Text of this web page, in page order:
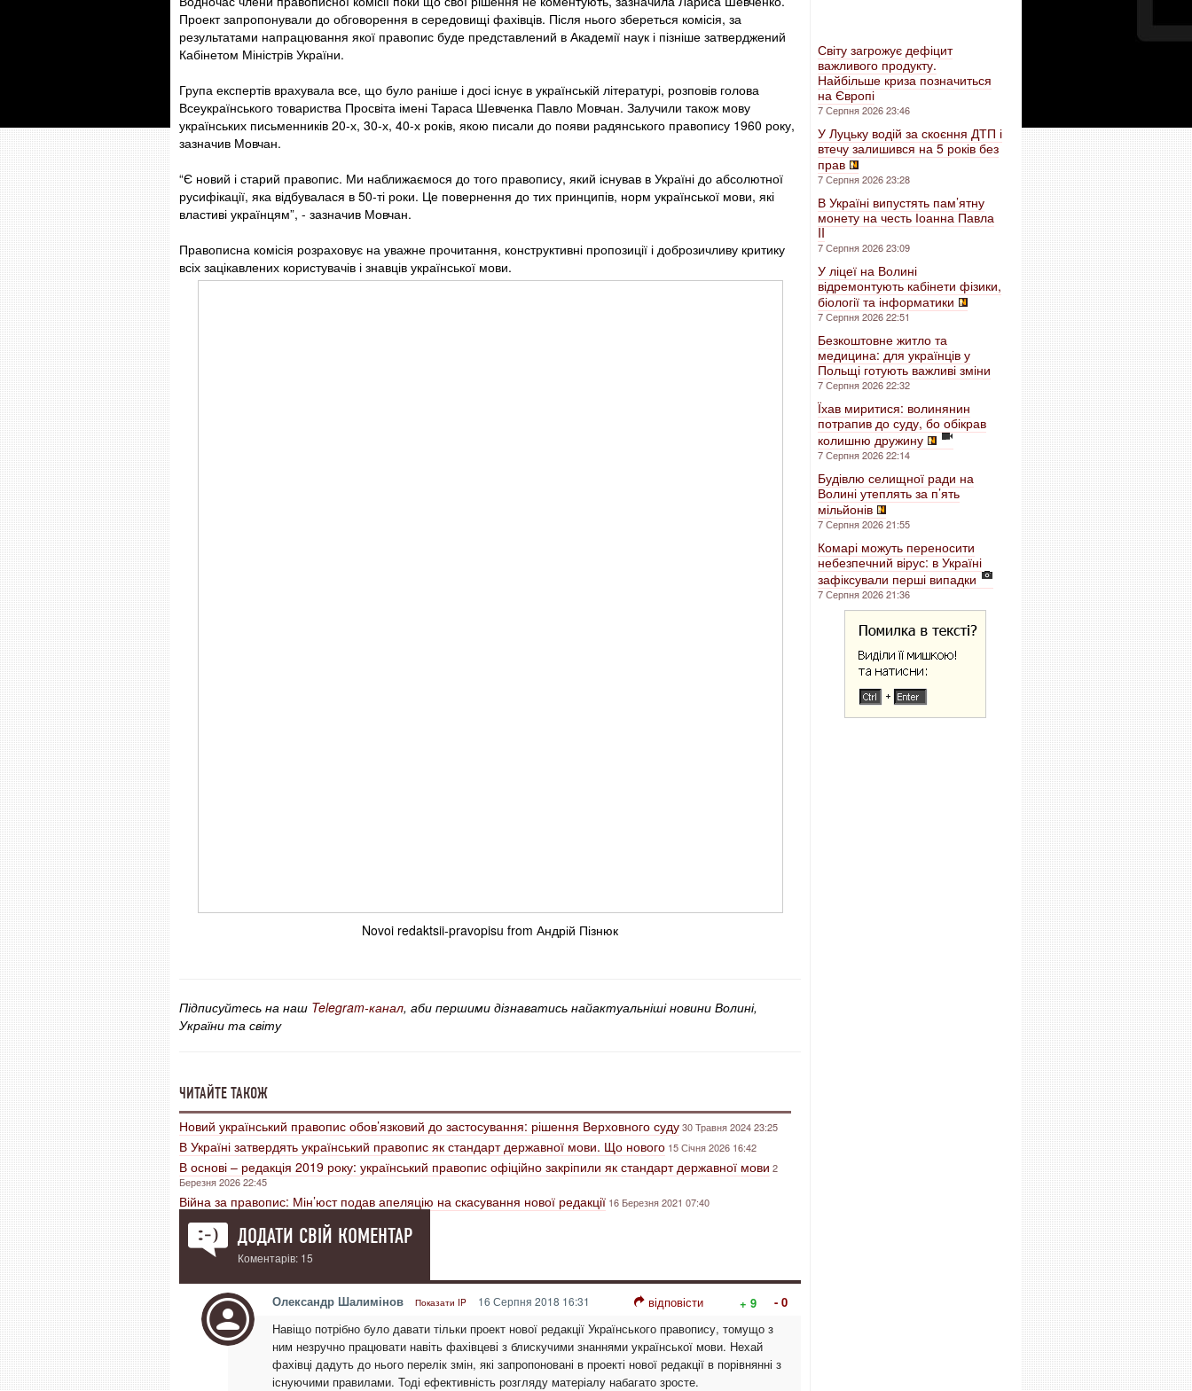
Проект запропонували до обговорення в середовищі фахівців. Після нього збереться комісія, за
результатами напрацювання якої правопис буде представлений в Академії наук і пізніше затверджений
Кабінетом Міністрів України.
Група експертів врахувала все, що було раніше і досі існує в українській літературі, розповів голова
Всеукраїнського товариства Просвіта імені Тараса Шевченка Павло Мовчан. Залучили також мову
українських письменників 20-х, 30-х, 40-х років, якою писали до появи радянського правопису 1960 року,
зазначив Мовчан.
“Є новий і старий правопис. Ми наближаємося до того правопису, який існував в Україні до абсолютної
русифікації, яка відбувалася в 50-ті роки. Це повернення до тих принципів, норм української мови, які
властиві українцям”, - зазначив Мовчан.
Правописна комісія розраховує на уважне прочитання, конструктивні пропозиції і доброзичливу критику
всіх зацікавлених користувачів і знавців української мови.
Novoi redaktsii-pravopisu from Андрій Пізнюк
Підписуйтесь на наш Telegram-канал, аби першими дізнаватись найактуальніші новини Волині,
України та світу
ЧИТАЙТЕ ТАКОЖ
Новий український правопис обов’язковий до застосування: рішення Верховного суду30 Травня 2024 23:25
В Україні затвердять український правопис як стандарт державної мови. Що нового 15 Січня 2026 16:42
В основі – редакція 2019 року: український правопис офіційно закріпили як стандарт державної мови 2
Березня 2026 22:45
Війна за правопис: Мін’юст подав апеляцію на скасування нової редакції 16 Березня 2021 07:40
ДОДАТИ СВІЙ КОМЕНТАР
Коментарів: 15
Олександр Шалимінов Показати IP 16 Серпня 2018 16:31 відповісти + 9
- 0
Навіщо потрібно було давати тільки проект нової редакції Українського правопису, томущо з
ним незручно працювати навіть фахівцеві з блискучими знаннями української мови. Нехай
фахівці дадуть до нього перелік змін, які запропоновані в проекті нової редакції в порівнянні з
існуючими правилами. Тоді ефективність розгляду матеріалу набагато зросте.
Світу загрожує дефіцит
важливого продукту.
Найбільше криза позначиться
на Європі
7 Серпня 2026 23:46
У Луцьку водій за скоєння ДТП і
втечу залишився на 5 років без
прав
7 Серпня 2026 23:28
В Україні випустять пам’ятну
монету на честь Іоанна Павла
II
7 Серпня 2026 23:09
У ліцеї на Волині
відремонтують кабінети фізики,
біології та інформатики
7 Серпня 2026 22:51
Безкоштовне житло та
медицина: для українців у
Польщі готують важливі зміни
7 Серпня 2026 22:32
Їхав миритися: волинянин
потрапив до суду, бо обікрав
колишню дружину
7 Серпня 2026 22:14
Будівлю селищної ради на
Волині утеплять за п’ять
мільйонів
7 Серпня 2026 21:55
Комарі можуть переносити
небезпечний вірус: в Україні
зафіксували перші випадки
7 Серпня 2026 21:36